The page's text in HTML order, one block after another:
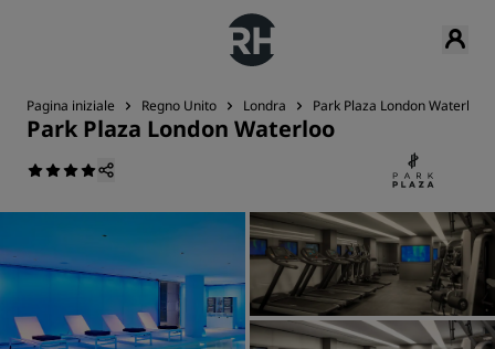
Pagina iniziale Regno Unito Londra Park Plaza London Waterloo
Park Plaza London Waterloo